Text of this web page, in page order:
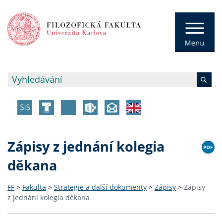
Zápisy z jednání kolegia
děkana
FF > Fakulta > Strategie a další dokumenty > Zápisy > Zápisy
z jednání kolegia děkana